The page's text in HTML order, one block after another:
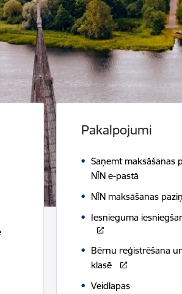
Pakalpojumi
Saņemt maksāšanas
NĪN e-pastā
NĪN maksāšanas
Iesnieguma
Bērnu reģistrēšana
klasē
Veidlapas